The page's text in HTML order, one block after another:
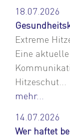
18.07.2026
Extreme
Eine
Hitzeschut...
mehr...
14.07.2026
Wer haftet